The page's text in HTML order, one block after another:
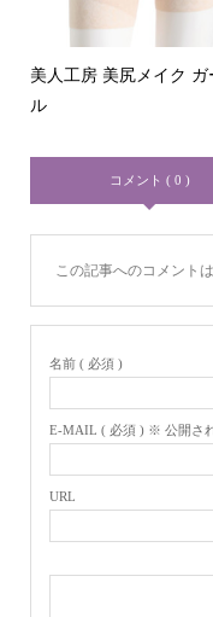
美人工房 美尻メイク ガ
ル
コメント ( 0 )
この記事へのコメント
名前 ( 必須 )
E-MAIL ( 必須 ) ※ 公開さ
URL